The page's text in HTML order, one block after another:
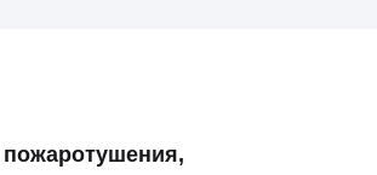
пожаротушения,